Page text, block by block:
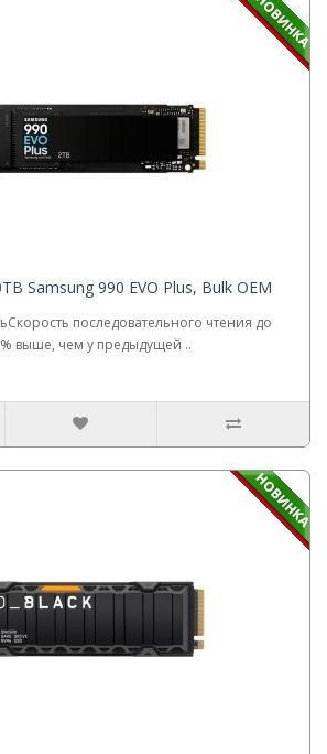
Samsung 990 EVO Plus, Bulk OEM
последовательного чтения до
выше, чем у предыдущей ..